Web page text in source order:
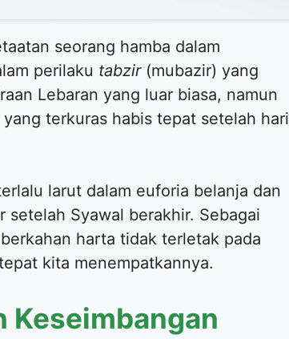
seorang hamba dalam
perilaku tabzir(mubazir) yang
Lebaran yang luar biasa, namun
terkuras habis tepat setelah hari
larut dalam euforia belanja dan
Syawal berakhir. Sebagai
harta tidak terletak pada
kita menempatkannya.
Keseimbangan